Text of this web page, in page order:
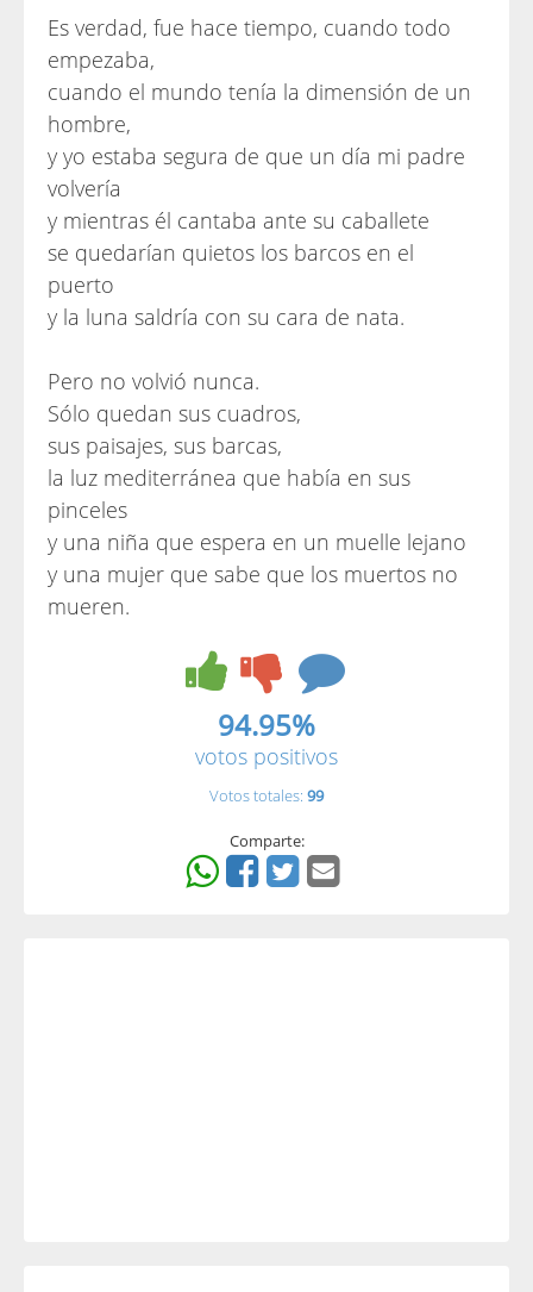
Es verdad, fue hace tiempo, cuando todo
empezaba,
cuando el mundo tenía la dimensión de un
hombre,
y yo estaba segura de que un día mi padre
volvería
y mientras él cantaba ante su caballete
se quedarían quietos los barcos en el
puerto
y la luna saldría con su cara de nata.
Pero no volvió nunca.
Sólo quedan sus cuadros,
sus paisajes, sus barcas,
la luz mediterránea que había en sus
pinceles
y una niña que espera en un muelle lejano
y una mujer que sabe que los muertos no
mueren.
94.95%
votos positivos
Votos totales: 99
Comparte: